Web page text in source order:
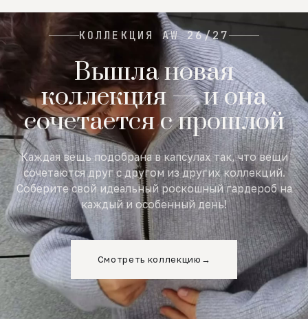
КОЛЛЕКЦИЯ AW 26/27
Вышла новая
коллекция — и она
сочетается с прошлой
Каждая вещь подобрана в капсулах так, что вещи
сочетаются друг с другом из других коллекций.
Соберите свой идеальный роскошный гардероб на
каждый и особенный день!
Смотреть коллекцию →